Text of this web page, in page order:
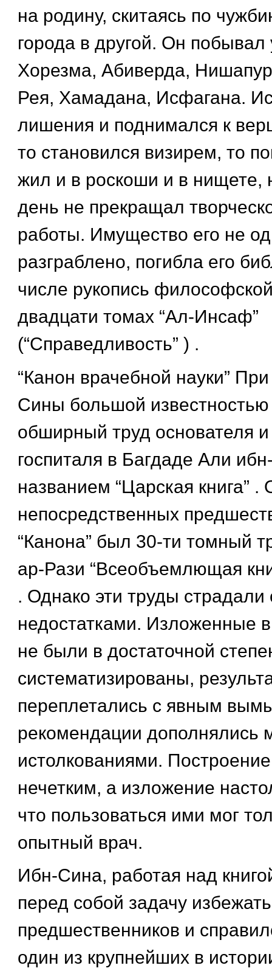
на родину, скитаясь по
города в другой. Он побывал
Хорезма, Абиверда,
Рея, Хамадана, Исфагана.
лишения и поднимался к
то становился визирем, то
жил и в роскоши и в нищете,
день не прекращал
работы. Имущество его не
разграблено, погибла его
числе рукопись
двадцати томах “Ал-Инсаф”
(“Справедливость” ) .
“Канон врачебной науки”
Сины большой известностью
обширный труд основателя и
госпиталя в Багдаде Али
названием “Царская книга” .
непосредственных
“Канона” был 30-ти томный
ар-Рази “Всеобъемлющая
. Однако эти труды
недостатками. Изложенные
не были в достаточной
систематизированы,
переплетались с явным
рекомендации дополнялись
истолкованиями.
нечетким, а изложение
что пользоваться ими мог
опытный врач.
Ибн-Сина, работая над
перед собой задачу
предшественников и
один из крупнейших в